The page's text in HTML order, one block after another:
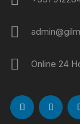
Online 24